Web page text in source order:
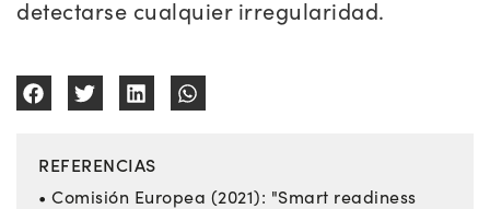
detectarse cualquier irregularidad.
REFERENCIAS
• Comisión Europea (2021): "Smart readiness